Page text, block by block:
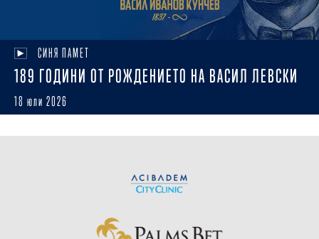
СИНЯ ПАМЕТ
189 ГОДИНИ ОТ РОЖДЕНИЕТО НА ВАСИЛ ЛЕВСКИ
18 юли 2026